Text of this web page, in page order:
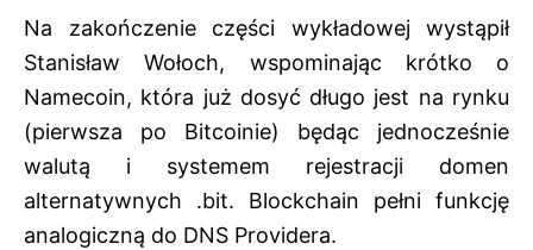
Na zakończenie części wykładowej wystąpił
Stanisław Wołoch, wspominając krótko o
Namecoin, która już dosyć długo jest na rynku
(pierwsza po Bitcoinie) będąc jednocześnie
walutą i systemem rejestracji domen
alternatywnych .bit. Blockchain pełni funkcję
analogiczną do DNS Providera.